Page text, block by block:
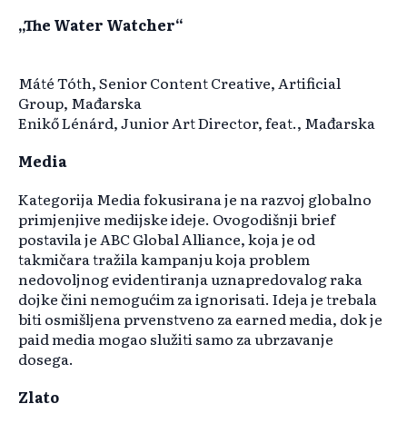
„The Water Watcher“
Máté Tóth, Senior Content Creative, Artificial
Group, Mađarska
Enikő Lénárd, Junior Art Director, feat., Mađarska
Media
Kategorija Media fokusirana je na razvoj globalno
primjenjive medijske ideje. Ovogodišnji brief
postavila je ABC Global Alliance, koja je od
takmičara tražila kampanju koja problem
nedovoljnog evidentiranja uznapredovalog raka
dojke čini nemogućim za ignorisati. Ideja je trebala
biti osmišljena prvenstveno za earned media, dok je
paid media mogao služiti samo za ubrzavanje
dosega.
Zlato